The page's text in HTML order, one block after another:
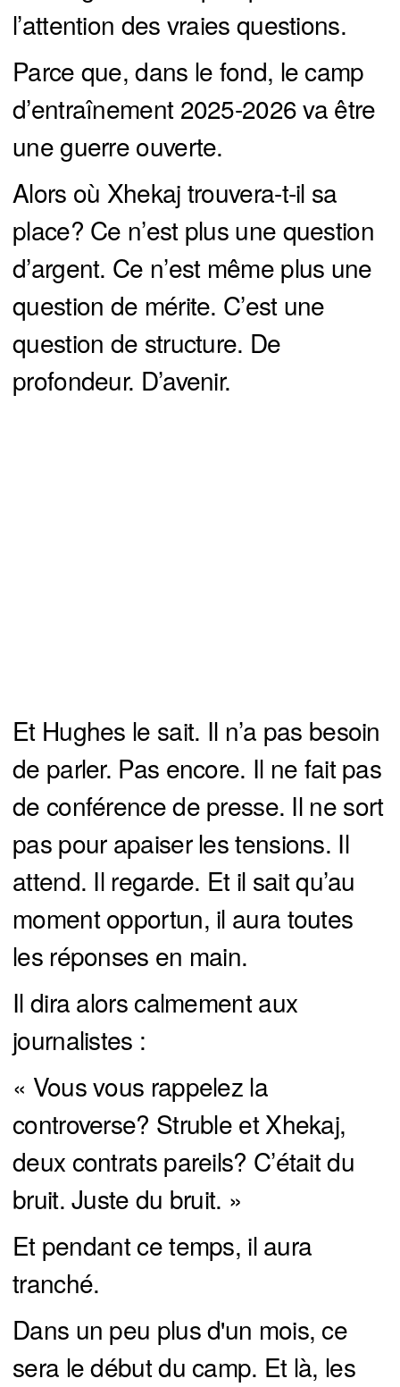
l’attention des vraies questions.
Parce que, dans le fond, le camp
d’entraînement 2025-2026 va être
une guerre ouverte.
Alors où Xhekaj trouvera-t-il sa
place? Ce n’est plus une question
d’argent. Ce n’est même plus une
question de mérite. C’est une
question de structure. De
profondeur. D’avenir.
Et Hughes le sait. Il n’a pas besoin
de parler. Pas encore. Il ne fait pas
de conférence de presse. Il ne sort
pas pour apaiser les tensions. Il
attend. Il regarde. Et il sait qu’au
moment opportun, il aura toutes
les réponses en main.
Il dira alors calmement aux
journalistes :
« Vous vous rappelez la
controverse? Struble et Xhekaj,
deux contrats pareils? C’était du
bruit. Juste du bruit. »
Et pendant ce temps, il aura
tranché.
Dans un peu plus d'un mois, ce
sera le début du camp. Et là, les